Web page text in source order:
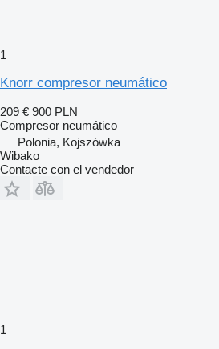
1
Knorr compresor neumático
209 € 900 PLN
Compresor neumático
Polonia, Kojszówka
Wibako
Contacte con el vendedor
1